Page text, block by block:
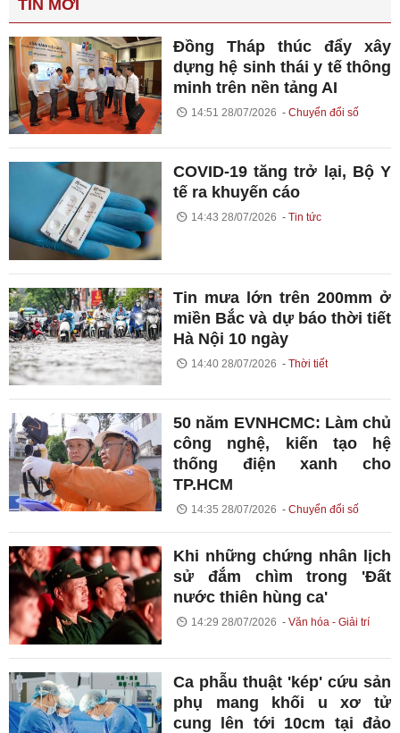
TIN MỚI
Đồng Tháp thúc đẩy xây
dựng hệ sinh thái y tế thông
minh trên nền tảng AI
14:51 28/07/2026 Chuyển đổi số
COVID-19 tăng trở lại, Bộ Y
tế ra khuyến cáo
14:43 28/07/2026 Tin tức
Tin mưa lớn trên 200mm ở
miền Bắc và dự báo thời tiết
Hà Nội 10 ngày
14:40 28/07/2026 Thời tiết
50 năm EVNHCMC: Làm chủ
công nghệ, kiến tạo hệ
thống điện xanh cho
TP.HCM
14:35 28/07/2026 Chuyển đổi số
Khi những chứng nhân lịch
sử đắm chìm trong 'Đất
nước thiên hùng ca'
14:29 28/07/2026 Văn hóa - Giải trí
Ca phẫu thuật 'kép' cứu sản
phụ mang khối u xơ tử
cung lên tới 10cm tại đảo